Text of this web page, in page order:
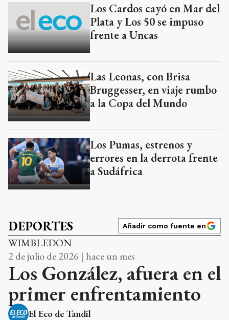
Los Cardos cayó en Mar del
Plata y Los 50 se impuso
frente a Uncas
Las Leonas, con Brisa
Bruggesser, en viaje rumbo
a la Copa del Mundo
Los Pumas, estrenos y
errores en la derrota frente
a Sudáfrica
DEPORTES Añadir como fuente en
WIMBLEDON
2 de julio de 2026 | hace un mes
Los González, afuera en el
primer enfrentamiento
El Eco de Tandil